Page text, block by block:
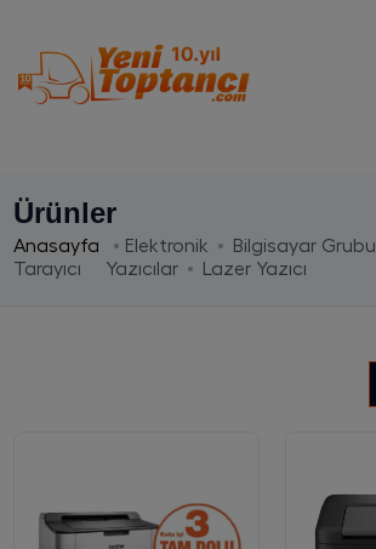
Ürünler
Anasayfa Elektronik Bilgisayar Grubu
Tarayıcı
Yazıcılar Lazer Yazıcı